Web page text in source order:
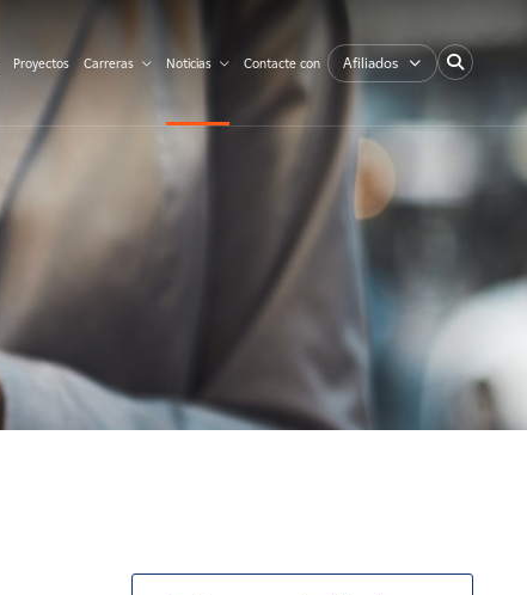
Proyectos Carreras Noticias Contacte con Afiliados